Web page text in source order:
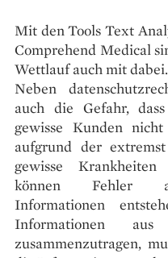
Mit den Tools Text
Comprehend Medical
Wettlauf auch mit
Neben
auch die Gefahr, dass
gewisse Kunden
aufgrund der
gewisse
können Fehler
Informationen
Informationen aus
zusammenzutragen,